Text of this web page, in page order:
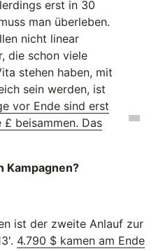
erst in 30
man überleben.
nicht linear
die schon viele
stehen haben, mit
sein werden, ist
vor Ende sind erst
beisammen. Das
Kampagnen?
ist der zweite Anlauf zur
4.790 $ kamen am Ende